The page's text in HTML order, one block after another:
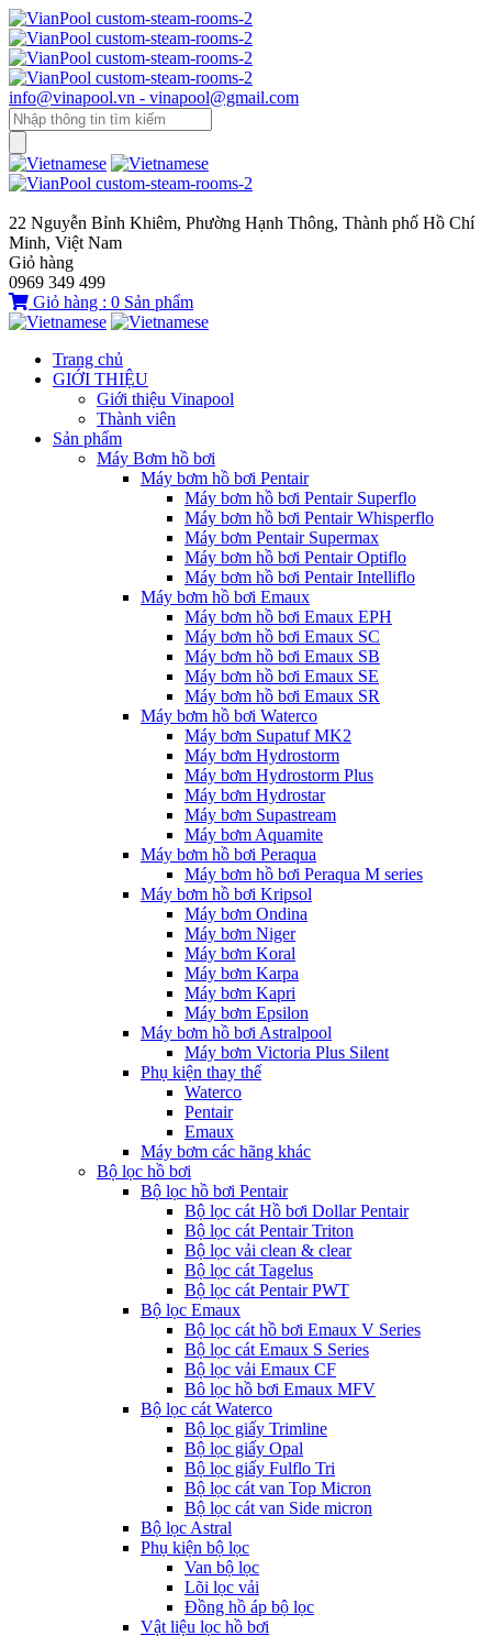
info@vinapool.vn - vinapool@gmail.com
22 Nguyễn Bỉnh Khiêm, Phường Hạnh Thông, Thành phố Hồ Chí
Minh, Việt Nam
Giỏ hàng
0969 349 499
Giỏ hàng : 0 Sản phẩm
Trang chủ
GIỚI THIỆU
Giới thiệu Vinapool
Thành viên
Sản phẩm
Máy Bơm hồ bơi
Máy bơm hồ bơi Pentair
Máy bơm hồ bơi Pentair Superflo
Máy bơm hồ bơi Pentair Whisperflo
Máy bơm Pentair Supermax
Máy bơm hồ bơi Pentair Optiflo
Máy bơm hồ bơi Pentair Intelliflo
Máy bơm hồ bơi Emaux
Máy bơm hồ bơi Emaux EPH
Máy bơm hồ bơi Emaux SC
Máy bơm hồ bơi Emaux SB
Máy bơm hồ bơi Emaux SE
Máy bơm hồ bơi Emaux SR
Máy bơm hồ bơi Waterco
Máy bơm Supatuf MK2
Máy bơm Hydrostorm
Máy bơm Hydrostorm Plus
Máy bơm Hydrostar
Máy bơm Supastream
Máy bơm Aquamite
Máy bơm hồ bơi Peraqua
Máy bơm hồ bơi Peraqua M series
Máy bơm hồ bơi Kripsol
Máy bơm Ondina
Máy bơm Niger
Máy bơm Koral
Máy bơm Karpa
Máy bơm Kapri
Máy bơm Epsilon
Máy bơm hồ bơi Astralpool
Máy bơm Victoria Plus Silent
Phụ kiện thay thế
Waterco
Pentair
Emaux
Máy bơm các hãng khác
Bộ lọc hồ bơi
Bộ lọc hồ bơi Pentair
Bộ lọc cát Hồ bơi Dollar Pentair
Bộ lọc cát Pentair Triton
Bộ lọc vải clean & clear
Bộ lọc cát Tagelus
Bộ lọc cát Pentair PWT
Bộ lọc Emaux
Bộ lọc cát hồ bơi Emaux V Series
Bộ lọc cát Emaux S Series
Bộ lọc vải Emaux CF
Bô lọc hồ bơi Emaux MFV
Bộ lọc cát Waterco
Bộ lọc giấy Trimline
Bộ lọc giấy Opal
Bộ lọc giấy Fulflo Tri
Bộ lọc cát van Top Micron
Bộ lọc cát van Side micron
Bộ lọc Astral
Phụ kiện bộ lọc
Van bộ lọc
Lõi lọc vải
Đồng hồ áp bộ lọc
Vật liệu lọc hồ bơi